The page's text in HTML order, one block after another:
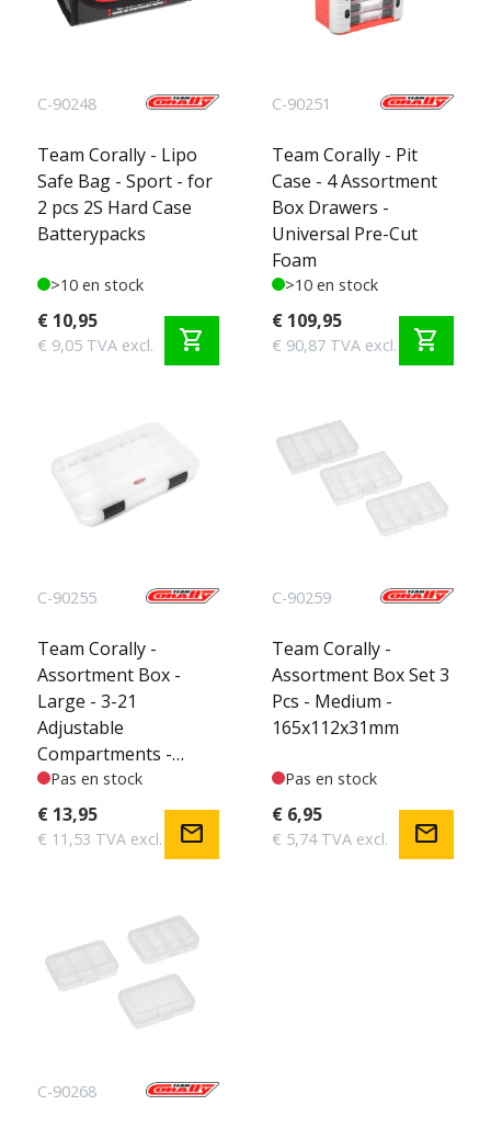
C-90248
Team Corally - Lipo
Safe Bag - Sport - for
2 pcs 2S Hard Case
Batterypacks
>10 en stock
€ 10,95
€ 9,05 TVA excl. shopping_cart
C-90251
Team Corally - Pit
Case - 4 Assortment
Box Drawers -
Universal Pre-Cut
Foam
>10 en stock
€ 109,95
€ 90,87 TVA excl. shopping_cart
C-90255
Team Corally -
Assortment Box -
Large - 3-21
Adjustable
Compartments -
364x248x50mm
Pas en stock
€ 13,95
€ 11,53 TVA excl. mail
C-90259
Team Corally -
Assortment Box Set 3
Pcs - Medium -
165x112x31mm
Pas en stock
€ 6,95
€ 5,74 TVA excl. mail
C-90268